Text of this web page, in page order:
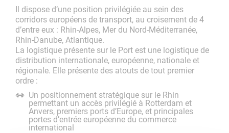
Il dispose d’une position privilégiée au sein des
corridors européens de transport, au croisement de 4
d’entre eux : Rhin-Alpes, Mer du Nord-Méditerranée,
Rhin-Danube, Atlantique.
La logistique présente sur le Port est une logistique de
distribution internationale, européenne, nationale et
régionale. Elle présente des atouts de tout premier
ordre :
Un positionnement stratégique sur le Rhin
permettant un accès privilégié à Rotterdam et
Anvers, premiers ports d’Europe, et principales
portes d’entrée européenne du commerce
international